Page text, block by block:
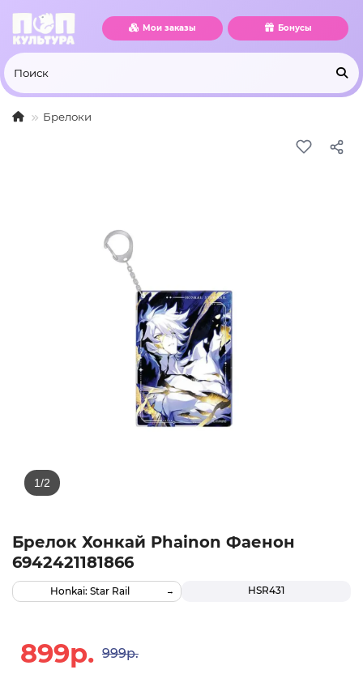
Мои заказы Бонусы
Брелоки
Брелок Хонкай Phainon Фаенон
6942421181866
HSR431
Honkai: Star Rail
899р. 999р.